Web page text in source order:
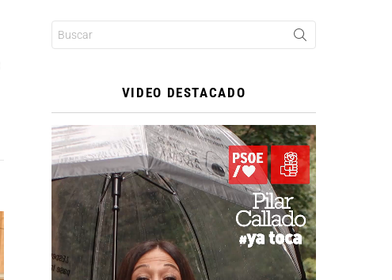
VIDEO DESTACADO
Reproductor
de
vídeo